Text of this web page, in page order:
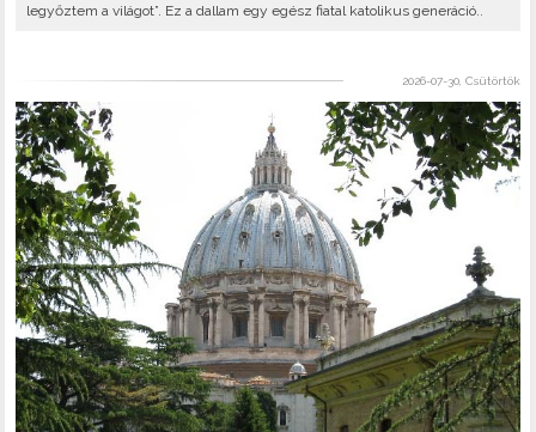
legyőztem a világot”. Ez a dallam egy egész fiatal katolikus generáció..
2026-07-30, Csütörtök